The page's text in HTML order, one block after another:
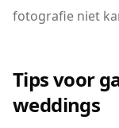
fotografie niet
Tips voor
weddings